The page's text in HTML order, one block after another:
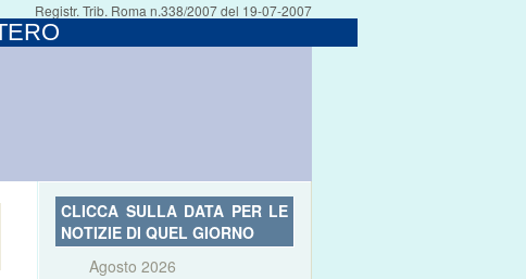
Registr. Trib. Roma n.338/2007 del 19-07-2007
CLICCA SULLA DATA PER LE
NOTIZIE DI QUEL GIORNO
Agosto 2026